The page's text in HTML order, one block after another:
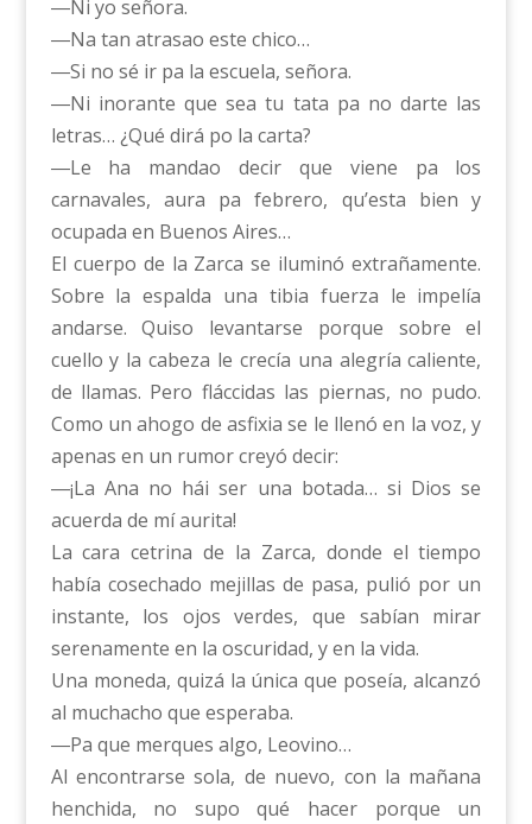
―Ni yo señora.
―Na tan atrasao este chico…
―Si no sé ir pa la escuela, señora.
―Ni inorante que sea tu tata pa no darte las
letras… ¿Qué dirá po la carta?
―Le ha mandao decir que viene pa los
carnavales, aura pa febrero, qu’esta bien y
ocupada en Buenos Aires…
El cuerpo de la Zarca se iluminó extrañamente.
Sobre la espalda una tibia fuerza le impelía
andarse. Quiso levantarse porque sobre el
cuello y la cabeza le crecía una alegría caliente,
de llamas. Pero fláccidas las piernas, no pudo.
Como un ahogo de asfixia se le llenó en la voz, y
apenas en un rumor creyó decir:
―¡La Ana no hái ser una botada… si Dios se
acuerda de mí aurita!
La cara cetrina de la Zarca, donde el tiempo
había cosechado mejillas de pasa, pulió por un
instante, los ojos verdes, que sabían mirar
serenamente en la oscuridad, y en la vida.
Una moneda, quizá la única que poseía, alcanzó
al muchacho que esperaba.
―Pa que merques algo, Leovino…
Al encontrarse sola, de nuevo, con la mañana
henchida, no supo qué hacer porque un